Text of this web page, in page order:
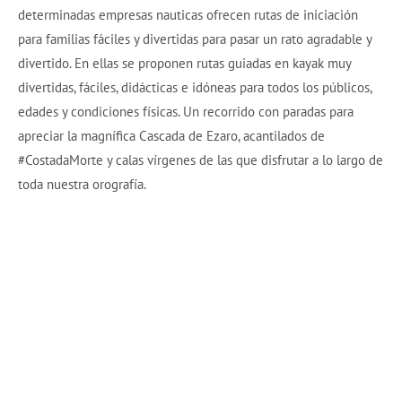
determinadas empresas nauticas ofrecen rutas de iniciación
para familias fáciles y divertidas para pasar un rato agradable y
divertido. En ellas se proponen rutas guiadas en kayak muy
divertidas, fáciles, didácticas e idóneas para todos los públicos,
edades y condiciones físicas. Un recorrido con paradas para
apreciar la magnífica Cascada de Ezaro, acantilados de
#CostadaMorte y calas vírgenes de las que disfrutar a lo largo de
toda nuestra orografía.